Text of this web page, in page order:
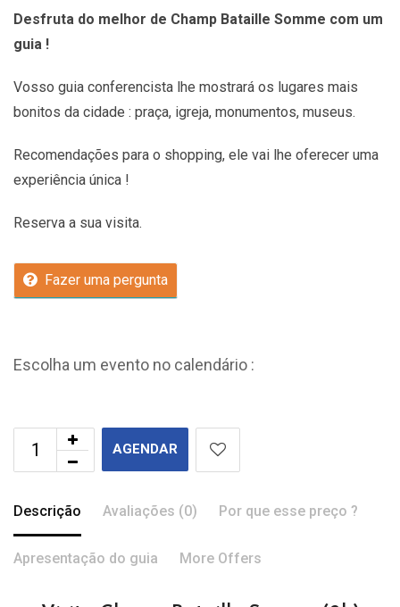
Desfruta do melhor de Champ Bataille Somme com um
guia !
Vosso guia conferencista lhe mostrará os lugares mais
bonitos da cidade : praça, igreja, monumentos, museus.
Recomendações para o shopping, ele vai lhe oferecer uma
experiência única !
Reserva a sua visita.
Fazer uma pergunta
Escolha um evento no calendário :
AGENDAR
Descrição Avaliações (0) Por que esse preço ?
Apresentação do guia More Offers